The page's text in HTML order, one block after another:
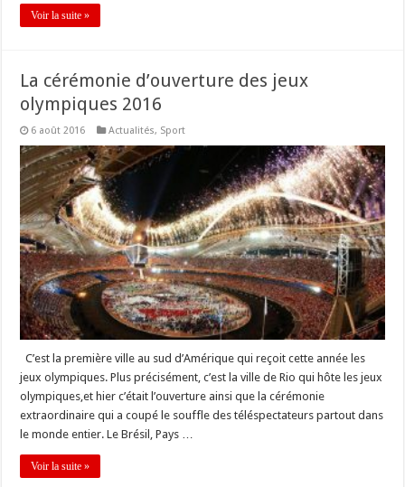
Voir la suite »
La cérémonie d’ouverture des jeux
olympiques 2016
6 août 2016 Actualités, Sport
C’est la première ville au sud d’Amérique qui reçoit cette année les
jeux olympiques. Plus précisément, c’est la ville de Rio qui hôte les jeux
olympiques,et hier c’était l’ouverture ainsi que la cérémonie
extraordinaire qui a coupé le souffle des téléspectateurs partout dans
le monde entier. Le Brésil, Pays …
Voir la suite »